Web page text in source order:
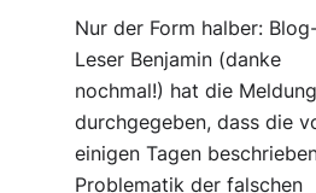
Nur der Form halber:
Leser Benjamin (danke
nochmal!) hat die Meldung
durchgegeben, dass die
einigen Tagen
Problematik der falschen